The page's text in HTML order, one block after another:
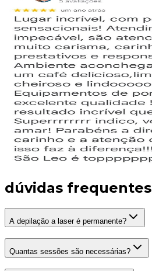
dúvidas frequentes
A depilação a laser é permanente?
Quantas sessões são necessárias?